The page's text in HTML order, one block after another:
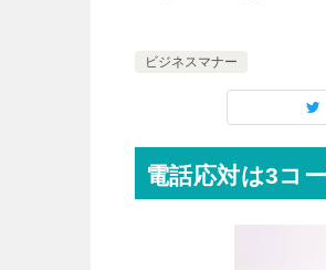
ビジネスマナー
電話応対は3コ